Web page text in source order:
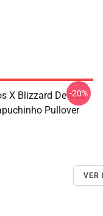
X Blizzard De Ozz
Pullover
-20%
VER